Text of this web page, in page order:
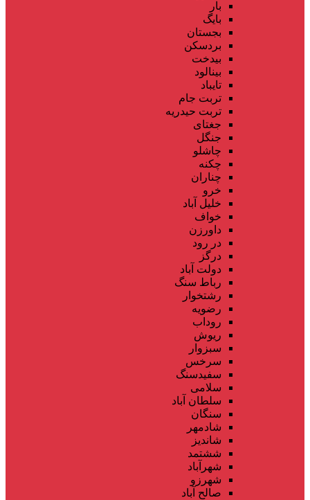
بار
بایگ
بجستان
بردسکن
بیدخت
بینالود
تایباد
تربت جام
تربت حیدریه
جغتای
جنگل
چاشلو
چکنه
چناران
خرو
خلیل آباد
خواف
داورزن
در رود
درگز
دولت آباد
رباط سنگ
رشتخوار
رضویه
روداب
ریوش
سبزوار
سرخس
سفیدسنگ
سلامی
سلطان آباد
سنگان
شادمهر
شاندیز
ششتمد
شهرآباد
شهرزو
صالح آباد